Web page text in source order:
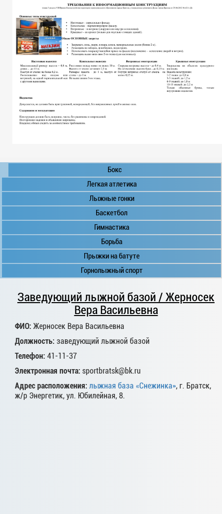
Бокс
Легкая атлетика
Лыжные гонки
Баскетбол
Гимнастика
Борьба
Прыжки на батуте
Горнолыжный спорт
Заведующий лыжной базой / Жерносек
Вера Васильевна
ФИО: Жерносек Вера Васильевна
Должность: заведующий лыжной базой
Телефон: 41-11-37
Электронная почта: sportbratsk@bk.ru
Адрес расположения: лыжная база «Снежинка», г. Братск,
ж/р Энергетик, ул. Юбилейная, 8.